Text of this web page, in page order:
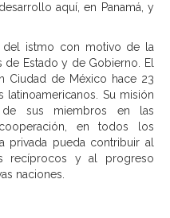
aquí, en Panamá, y
del istmo con motivo de la
Estado y de Gobierno. El
Ciudad de México hace 23
Su misión
sus miembros en las
en todos los
pueda contribuir al
recíprocos y al progreso
naciones.